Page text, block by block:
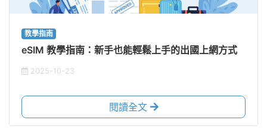
教學指南
eSIM 教學指南：新手也能輕鬆上手的出國上網方式
2025-10-23
閱讀全文